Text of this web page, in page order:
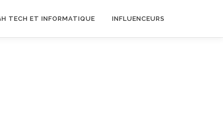
TECH ET INFORMATIQUE INFLUENCEURS